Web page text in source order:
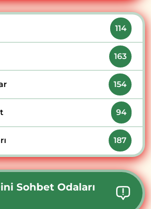
114
163
154
94
187
Sohbet Odaları